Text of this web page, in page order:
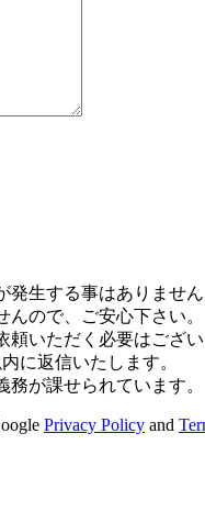
発生する事はありません
んので、ご安心下さい。
頼いただく必要はござい
に返信いたします。
務が課せられています。
Privacy Policy and